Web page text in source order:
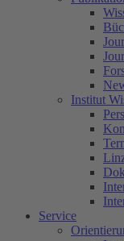
Institut
Service